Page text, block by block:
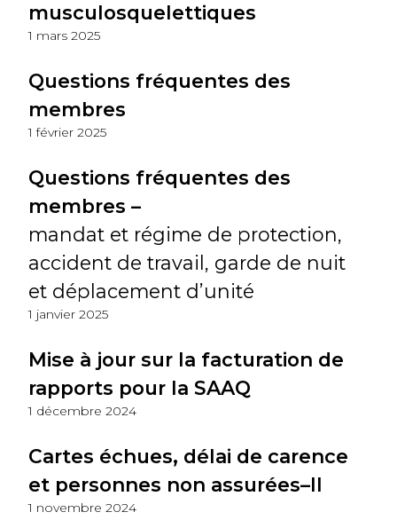
musculosquelettiques
1 mars 2025
Questions fréquentes des
membres
1 février 2025
Questions fréquentes des
membres –
mandat et régime de protection,
accident de travail, garde de nuit
et déplacement d’unité
1 janvier 2025
Mise à jour sur la facturation de
rapports pour la SAAQ
1 décembre 2024
Cartes échues, délai de carence
et personnes non assurées–II
1 novembre 2024